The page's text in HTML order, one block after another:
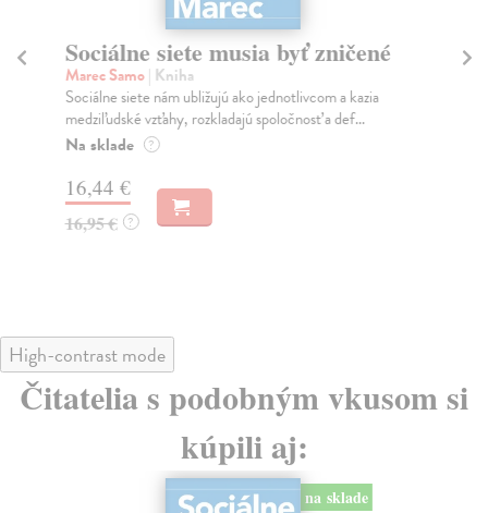
Sociálne siete musia byť zničené
Marec Samo| Kniha
Sociálne siete nám ubližujú ako jednotlivcom a kazia
medziľudské vzťahy, rozkladajú spoločnosť a def...
Na sklade ?
16,44 €
16,95 € ?
High-contrast mode
Čitatelia s podobným vkusom si
kúpili aj:
na sklade